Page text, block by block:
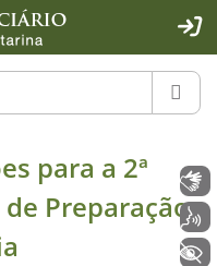
- Rybená
a 2ª
para a 2ª
Preparação
Libras
Voz
+ Acessibilidade